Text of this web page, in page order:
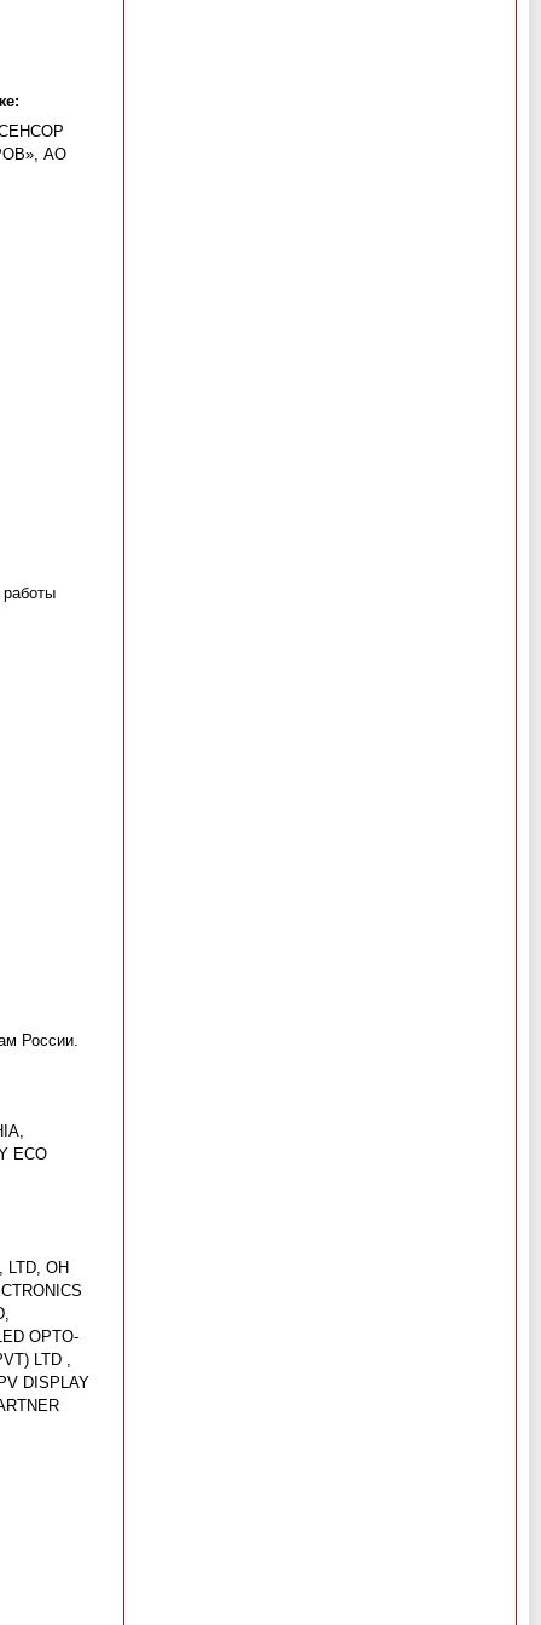
АО
России.
ECO
LTD, OH
OPTO-
LTD ,
DISPLAY